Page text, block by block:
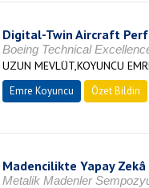
Digital-Twin Aircraft
Boeing Technical
UZUN MEVLÜT,KOYUNCU
Emre Koyuncu Özet Bildiri
Madencilikte Yapay
Metalik Madenler